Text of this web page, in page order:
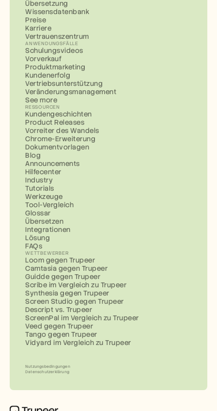
Übersetzung
Wissensdatenbank
Preise
Karriere
Vertrauenszentrum
ANWENDUNGSFÄLLE
Schulungsvideos
Vorverkauf
Produktmarketing
Kundenerfolg
Vertriebsunterstützung
Veränderungsmanagement
See more
RESSOURCEN
Kundengeschichten
Product Releases
Vorreiter des Wandels
Chrome-Erweiterung
Dokumentvorlagen
Blog
Announcements
Hilfecenter
Industry
Tutorials
Werkzeuge
Tool-Vergleich
Glossar
Übersetzen
Integrationen
Lösung
FAQs
WETTBEWERBER
Loom gegen Trupeer
Camtasia gegen Trupeer
Guidde gegen Trupeer
Scribe im Vergleich zu Trupeer
Synthesia gegen Trupeer
Screen Studio gegen Trupeer
Descript vs. Trupeer
ScreenPal im Vergleich zu Trupeer
Veed gegen Trupeer
Tango gegen Trupeer
Vidyard im Vergleich zu Trupeer
Nutzungsbedingungen
Datenschutzerklärung